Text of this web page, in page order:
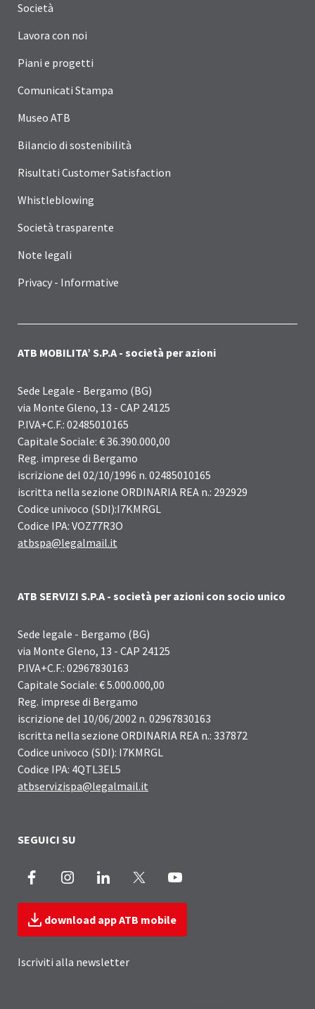
Società
Lavora con noi
Piani e progetti
Comunicati Stampa
Museo ATB
Bilancio di sostenibilità
Risultati Customer Satisfaction
Whistleblowing
Società trasparente
Note legali
Privacy - Informative
ATB MOBILITA’ S.P.A - società per azioni
Sede Legale - Bergamo (BG)
via Monte Gleno, 13 - CAP 24125
P.IVA+C.F.: 02485010165
Capitale Sociale: € 36.390.000,00
Reg. imprese di Bergamo
iscrizione del 02/10/1996 n. 02485010165
iscritta nella sezione ORDINARIA REA n.: 292929
Codice univoco (SDI):I7KMRGL
Codice IPA: VOZ77R3O
atbspa@legalmail.it
ATB SERVIZI S.P.A - società per azioni con socio unico
Sede legale - Bergamo (BG)
via Monte Gleno, 13 - CAP 24125
P.IVA+C.F.: 02967830163
Capitale Sociale: € 5.000.000,00
Reg. imprese di Bergamo
iscrizione del 10/06/2002 n. 02967830163
iscritta nella sezione ORDINARIA REA n.: 337872
Codice univoco (SDI): I7KMRGL
Codice IPA: 4QTL3EL5
atbservizispa@legalmail.it
SEGUICI SU
Facebook InstagramLinkedIn
download app ATB mobile
Iscriviti alla newsletter